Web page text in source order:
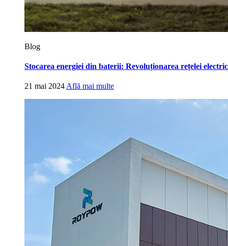
Blog
Stocarea energiei din baterii: Revoluționarea rețelei
21 mai 2024 Află mai multe